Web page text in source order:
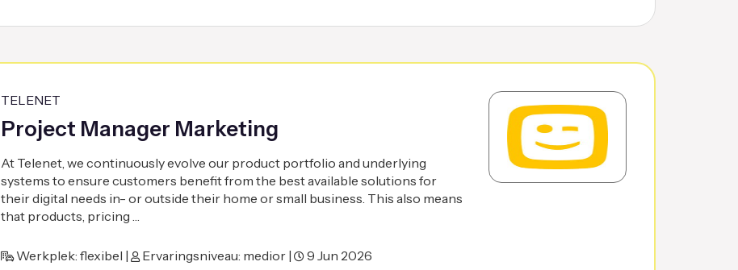
TELENET
Project Manager Marketing
At Telenet, we continuously evolve our product portfolio and underlying
systems to ensure customers benefit from the best available solutions for
their digital needs in- or outside their home or small business. This also means
that products, pricing …
Werkplek: flexibel | Ervaringsniveau: medior | 9 Jun 2026